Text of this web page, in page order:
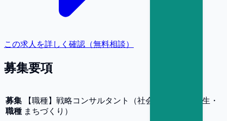
この求人を詳しく確認（無料相談）
募集要項
募集
職種
【職種】 戦略コンサルタント（社会課題・地方創生・
まちづくり）